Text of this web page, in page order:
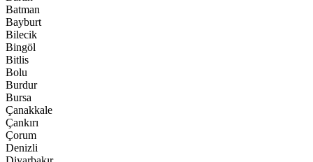
Batman
Bayburt
Bilecik
Bingöl
Bitlis
Bolu
Burdur
Bursa
Çanakkale
Çankırı
Çorum
Denizli